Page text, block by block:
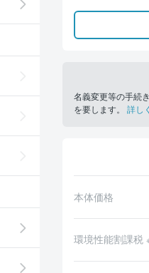
名義変更等の手続
を要します。 詳し
本体価格
環境性能割課税